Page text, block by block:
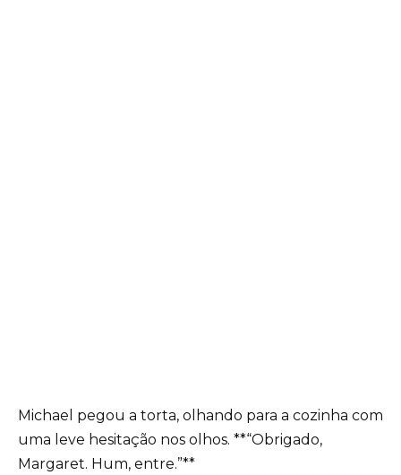
Michael pegou a torta, olhando para a cozinha com
uma leve hesitação nos olhos. **“Obrigado,
Margaret. Hum, entre.”**